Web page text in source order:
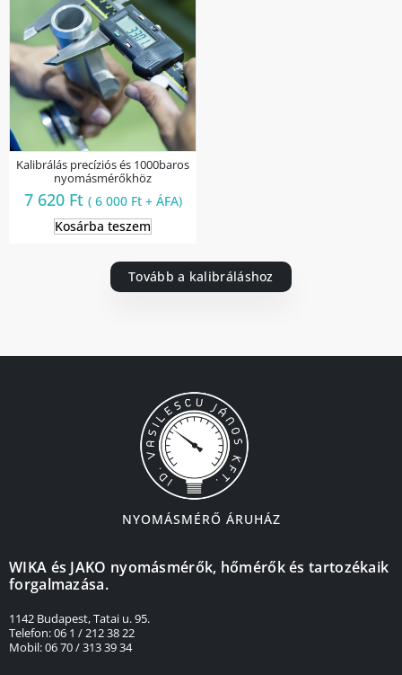
Kalibrálás precíziós és 1000baros
nyomásmérőkhöz
7 620 Ft ( 6 000 Ft+ ÁFA)
Kosárba teszem
Tovább a kalibráláshoz
NYOMÁSMÉRŐ ÁRUHÁZ
WIKA és JAKO nyomásmérők, hőmérők és tartozékaik
forgalmazása.
1142 Budapest, Tatai u. 95.
Telefon: 06 1 / 212 38 22
Mobil: 06 70 / 313 39 34